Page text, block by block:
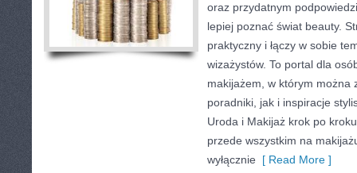
oraz przydatnym
lepiej poznać świat beauty.
praktyczny i łączy w sobie
wizażystów. To portal dla
makijażem, w którym można
poradniki, jak i inspiracje
Uroda i Makijaż krok po
przede wszystkim na
wyłącznie [ Read More ]